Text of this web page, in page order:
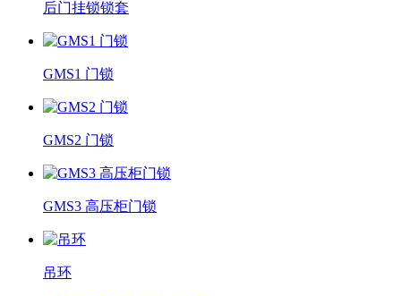
后门挂锁锁套
GMS1 门锁
GMS2 门锁
GMS3 高压柜门锁
吊环